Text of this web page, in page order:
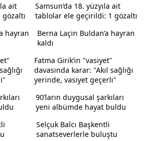
Samsun’da 18. yüzyıla ait
tablolar ele geçirildi: 1 gözaltı
Berna Laçin Buldan’a hayran
kaldı
Fatma Girik’in "vasiyet"
davasında karar: "Akıl sağlığı
yerinde, vasiyet geçerli"
90’ların duygusal şarkıları
yeni albümde hayat buldu
Selçuk Balcı Başkentli
sanatseverlerle buluştu